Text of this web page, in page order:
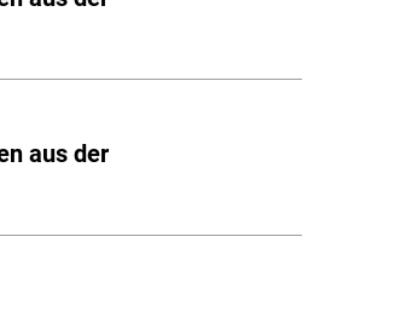
aus der